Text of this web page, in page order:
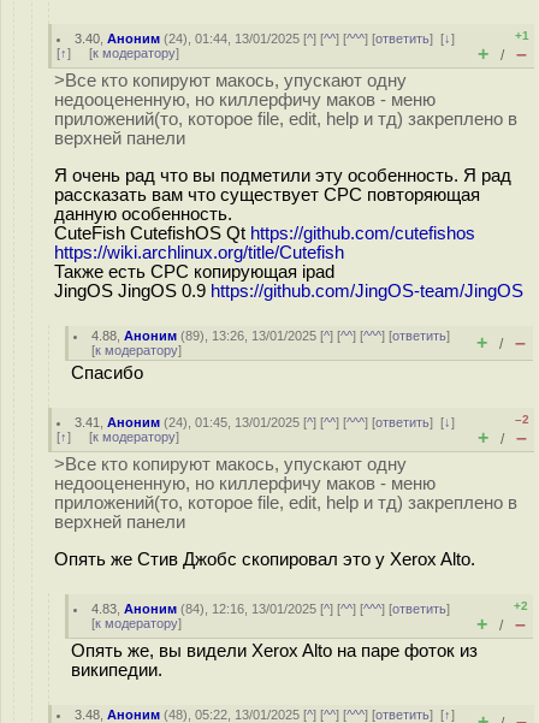
3.40 ,Аноним (24), 01:44, 13/01/2025 [^] [^^] [^^^] [ответить][↓]
[↑] [к модератору]
+1
+ / –
>Все кто копируют макось, упускают одну
недооцененную, но киллерфичу маков - меню
приложений(то, которое file, edit, help и тд) закреплено в
верхней панели
Я очень рад что вы подметили эту особенность. Я рад
рассказать вам что существует СРС повторяющая
данную особенность.
CuteFish CutefishOS Qt https://github.com/cutefishos
https://wiki.archlinux.org/title/Cutefish
Также есть СРС копирующая ipad
JingOS JingOS 0.9 https://github.com/JingOS-team/JingOS
4.88 ,Аноним (89), 13:26, 13/01/2025 [^] [^^] [^^^] [ответить]
[к модератору] + / –
Спасибо
3.41 ,Аноним (24), 01:45, 13/01/2025 [^] [^^] [^^^] [ответить][↓]
[↑] [к модератору]
–2
+ / –
>Все кто копируют макось, упускают одну
недооцененную, но киллерфичу маков - меню
приложений(то, которое file, edit, help и тд) закреплено в
верхней панели
Опять же Стив Джобс скопировал это у Xerox Alto.
4.83 ,Аноним (84), 12:16, 13/01/2025 [^] [^^] [^^^] [ответить]
[к модератору]
+2
+ / –
Опять же, вы видели Xerox Alto на паре фоток из
википедии.
3.48 ,Аноним (48), 05:22, 13/01/2025 [^] [^^] [^^^] [ответить][↑]